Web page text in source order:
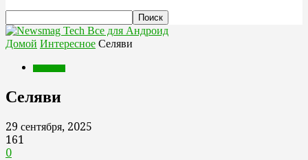
Все для Андроид
Домой Интересное Селяви
Селяви
29 сентября, 2025
161
0